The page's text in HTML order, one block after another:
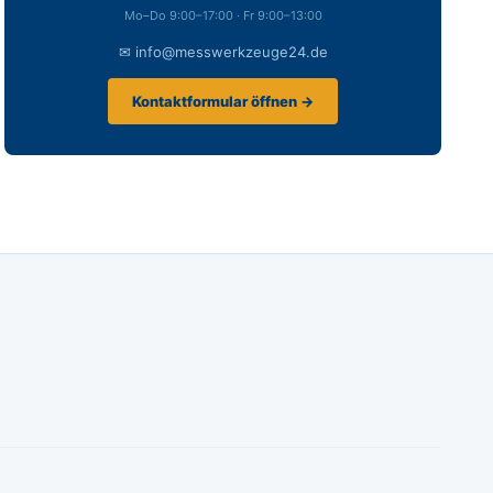
Mo–Do 9:00–17:00 · Fr 9:00–13:00
✉ info@messwerkzeuge24.de
Kontaktformular öffnen →